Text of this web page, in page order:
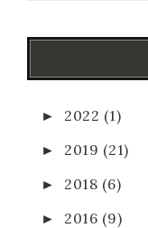
► 2022 (1)
► 2019 (21)
► 2018 (6)
► 2016 (9)